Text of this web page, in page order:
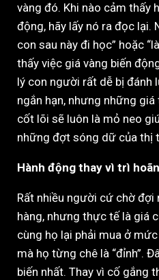
vàng đó. Khi nào cảm thấy
động, hãy lấy nó ra đọc lại.
con sau này đi học” hoặc
thấy việc giá vàng biến
lý con người rất dễ bị đánh
ngắn hạn, nhưng những
cốt lõi sẽ luôn là mỏ neo
những đợt sóng dữ của thị
Hành động thay vì trì
Rất nhiều người cứ chờ đợi
hàng, nhưng thực tế là giá
cùng họ lại phải mua ở
mà họ từng chê là “đỉnh”.
biến nhất. Thay vì cố gắng